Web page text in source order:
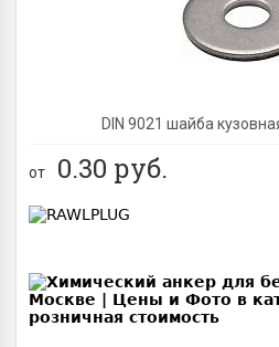
DIN 9021 шайба
от 0.30 руб.